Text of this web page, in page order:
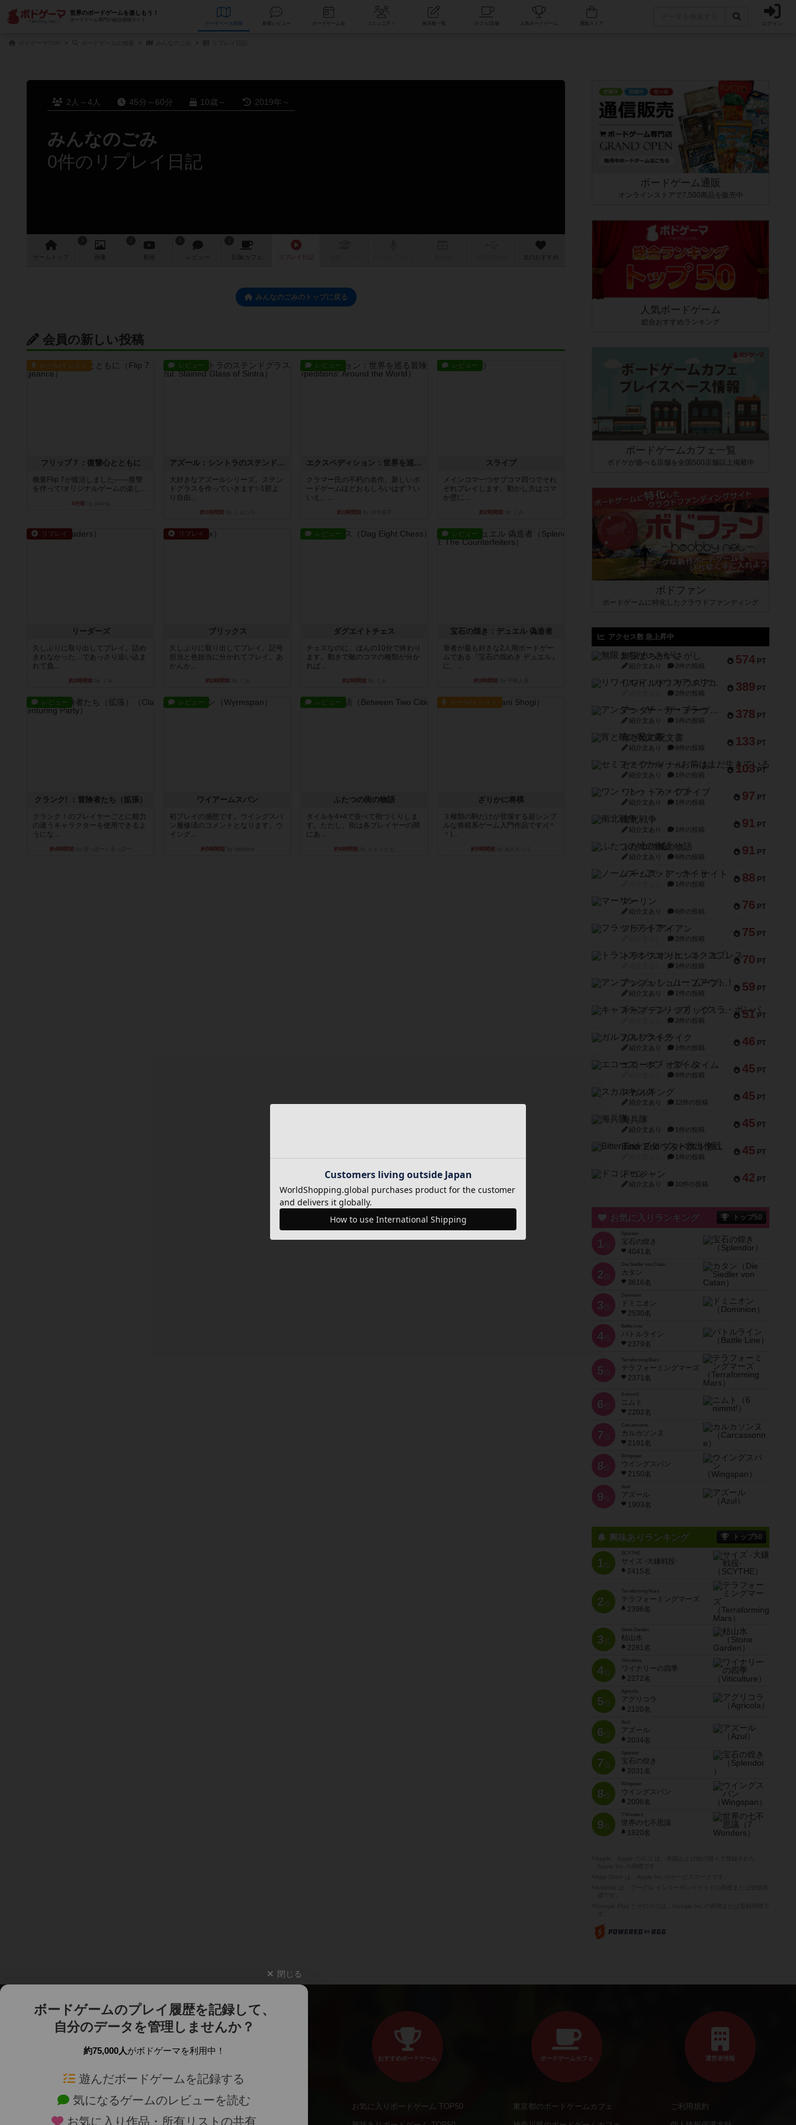
世界のボードゲームを楽しもう！
ボードゲーム専門の総合情報サイト
データベース 新着レビュー コミュニティ カフェ/店舗 人気ボードゲーム ログイン
2人～4人 45分～60分 10歳～ 2019年～
みんなのごみ
0件のリプレイ日記
ゲーム トップ
3
画像
2
動画 レビュー
2
店舗/ カフェ リプレイ 日記 次のおすすめ
みんなのごみのトップに戻る
会員の新しい投稿
ルール/インスト
フリップ７：復讐心とともに
概要Flip 7が復活しました――復讐
を伴って!オリジナルゲームの楽し...
4分前
レビュー
アズール：シントラのステンドグラス
大好きなアズールシリーズ。ステン
ドグラスを作っていきます✨1部よ
り自由...
約1時間前by しんたろ
レビュー
エクスペディション：世界を巡る冒険
クラマー氏の不朽の名作。新しいボ
ードゲームほどおもしろいはず？い
いえ。...
約1時間前by 田中昌平
レビュー
スライプ
メインコマ一つサブコマ四つでそれ
ぞれプレイします。動かし方はコマ
か壁に...
約2時間前by くみ
リプレイ
リーダーズ
久しぶりに取り出してプレイ。詰め
きれなかった…であっさり追い込ま
れて負...
約2時間前by くみ
リプレイ
ブリックス
久しぶりに取り出してプレイ。記号
担当と色担当に分かれてプレイ。あ
かんか...
約2時間前by くみ
レビュー
ダグエイトチェス
チェスなのに、ほんの10分で終わり
ます。動きで敵のコマの種類が分か
れば...
約2時間前by くみ
レビュー
宝石の煌き：デュエル 偽造者
筆者が最も好きな2人用ボードゲー
ムである『宝石の煌めき デュエル』
に、...
約3時間前by 手動人形
レビュー
クランク! ：冒険者たち（拡張）
クランク！のプレイヤーごとに能力
の違うキャラクターを使用できるよ
うにな...
約4時間前
レビュー
ワイアームスパン
初プレイの感想です。ウイングスパ
ン履修済のコメントとなります。ウ
イング...
約5時間前by daisdice
レビュー
ふたつの街の物語
タイルを4×4で並べて街づくりしま
す。ただし、街は各プレイヤーの間
にあ...
約8時間前
ルール/インスト
ざりかに将棋
３種類の駒だけが登場する超シンプ
ルな将棋系ゲーム入門作品です♪(＾
＾)...
約9時間前
ボードゲーム通販
オンラインストアで7,500商品を販売中
人気ボードゲーム
総合おすすめランキング
ボードゲームカフェ一覧
ボドゲが遊べる店舗を全国500店舗以上掲載中
ボドファン
ボードゲームに特化したクラウドファンディング
アクセス数 急上昇中
574 PT
無限まちがいさがし
紹介文あり 2件の投稿
389 PT
リワイルド：サウスアメリカ
2件の投稿
378 PT
アンダー・ザ・テーブラー
紹介文あり 1件の投稿
133 PT
宵と暁の呪文書
紹介文あり 8件の投稿
103 PT
セミファイナル ～お前はまだ生きている～
紹介文あり 1件の投稿
97 PT
ワン・トゥ・ファイブ
紹介文あり 1件の投稿
91 PT
南北戦争
紹介文あり 1件の投稿
91 PT
ふたつの城の物語
紹介文あり 6件の投稿
88 PT
ノームズ・アット・ナイト
1件の投稿
76 PT
マーリン
紹介文あり 6件の投稿
75 PT
フラットアイアン
2件の投稿
70 PT
トランスオリエント・エクスプレス
1件の投稿
59 PT
アンブッシュ！：ムーブアウト！
紹介文あり 1件の投稿
51 PT
キャプテン・フリップ：イスラ・ボンバ
2件の投稿
46 PT
ガルフストライク
紹介文あり 1件の投稿
45 PT
エコーズ・オブ・タイム
8件の投稿
45 PT
スカルキング
紹介文あり 12件の投稿
45 PT
海兵隊
紹介文あり 1件の投稿
45 PT
Bitter End ブタペスト救出作戦
1件の投稿
42 PT
ドコジャン
紹介文あり 10件の投稿
お気に入りランキング トップ50
1位
Splendor
宝石の煌き
4041名
2位
Die Siedler von Catan
カタン
3616名
3位
Dominion
ドミニオン
2530名
4位
Battle Line
バトルライン
2379名
5位
Terraforming Mars
テラフォーミングマーズ
2371名
6位
6 nimmt!
ニムト
2202名
7位
Carcassonne
カルカソンヌ
2191名
8位
Wingspan
ウイングスパン
2150名
9位
Azul
アズール
1903名
興味ありランキング トップ50
1位
SCYTHE
サイズ -大鎌戦役-
2415名
2位
Terraforming Mars
テラフォーミングマーズ
2396名
3位
Stone Garden
枯山水
2281名
4位
Viticulture
ワイナリーの四季
2272名
5位
Agricola
アグリコラ
2120名
6位
Azul
アズール
2034名
7位
Splendor
宝石の煌き
2031名
8位
Wingspan
ウイングスパン
2006名
9位
7 Wonders
世界の七不思議
1920名
閉じる
ボードゲームのプレイ履歴を記録して、
自分のデータを管理しませんか？
約75,000人がボドゲーマを利用中！
遊んだボードゲームを記録する
気になるゲームのレビューを読む
お気に入り作品・所有リストの共有
ボードゲームを検索する 新作・再入荷情報
おすすめボードゲーム
お気に入りボードゲーム TOP50
ボードゲームカフェ
東京都のボードゲームカフェ
運営者情報
ご利用規約